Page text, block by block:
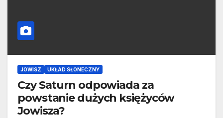
JOWISZ UKŁAD SŁONECZNY
Czy Saturn odpowiada za
powstanie dużych księżyców
Jowisza?